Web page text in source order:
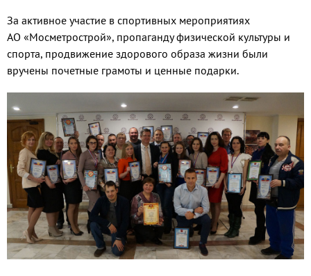
За активное участие в спортивных мероприятиях
АО «Мосметрострой», пропаганду физической культуры и
спорта, продвижение здорового образа жизни были
вручены почетные грамоты и ценные подарки.